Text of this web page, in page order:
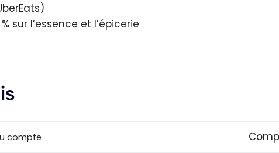
% sur l’essence et l’épicerie
compte